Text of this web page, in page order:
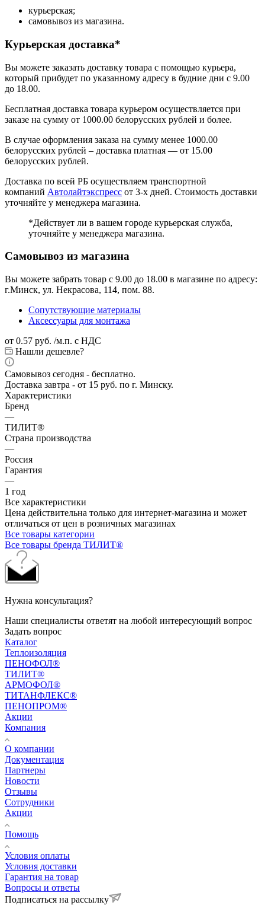
курьерская;
самовывоз из магазина.
Курьерская доставка*
Вы можете заказать доставку товара с помощью курьера,
который прибудет по указанному адресу в будние дни с 9.00
до 18.00.
Бесплатная доставка товара курьером осуществляется при
заказе на сумму от 1000.00 белорусских рублей и более.
В случае оформления заказа на сумму менее 1000.00
белорусских рублей – доставка платная — от 15.00
белорусских рублей.
Доставка по всей РБ осуществляем транспортной
компаний Автолайтэкспресс от 3-х дней. Стоимость доставки
уточняйте у менеджера магазина.
*Действует ли в вашем городе курьерская служба,
уточняйте у менеджера магазина.
Самовывоз из магазина
Вы можете забрать товар с 9.00 до 18.00 в магазине по адресу:
г.Минск, ул. Некрасова, 114, пом. 88.
Сопутствующие материалы
Аксессуары для монтажа
от 0.57 руб. /м.п. с НДС
Нашли дешевле?
Самовывоз сегодня - бесплатно.
Доставка завтра - от 15 руб. по г. Минску.
Характеристики
Бренд
—
ТИЛИТ®
Страна производства
—
Россия
Гарантия
—
1 год
Все характеристики
Цена действительна только для интернет-магазина и может
отличаться от цен в розничных магазинах
Все товары категории
Все товары бренда ТИЛИТ®
Нужна консультация?
Наши специалисты ответят на любой интересующий вопрос
Задать вопрос
Каталог
Теплоизоляция
ПЕНОФОЛ®
ТИЛИТ®
АРМОФОЛ®
ТИТАНФЛЕКС®
ПЕНОПРОМ®
Акции
Компания
О компании
Документация
Партнеры
Новости
Отзывы
Сотрудники
Акции
Помощь
Условия оплаты
Условия доставки
Гарантия на товар
Вопросы и ответы
Подписаться на рассылку